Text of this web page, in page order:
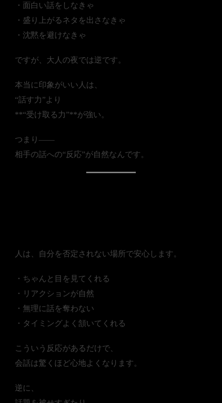
・面白い話をしなきゃ
・盛り上がるネタを出さなきゃ
・沈黙を避けなきゃ
ですが、大人の夜では逆です。
本当に印象がいい人は、
“話す力”より
**“受け取る力”**が強い。
つまり――
相手の話への“反応”が自然なんです。
人は、自分を否定されない場所で安心します。
・ちゃんと目を見てくれる
・リアクションが自然
・無理に話を奪わない
・タイミングよく頷いてくれる
こういう反応があるだけで、
会話は驚くほど心地よくなります。
逆に、